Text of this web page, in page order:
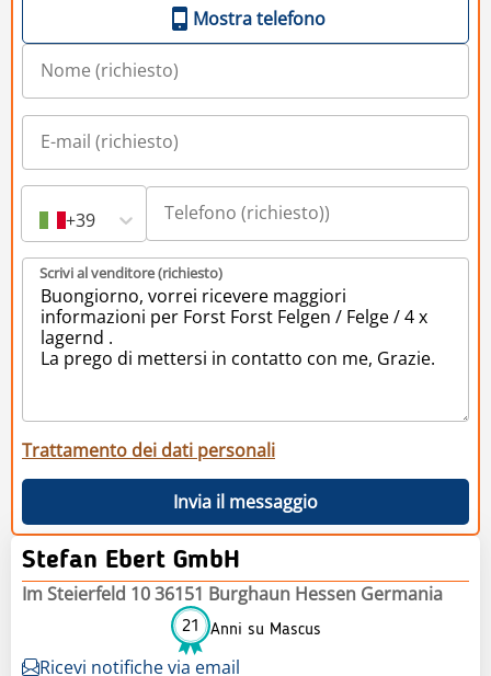
Mostra telefono
+39
Scrivi al venditore (richiesto)
Trattamento dei dati personali
Invia il messaggio
Stefan Ebert GmbH
Im Steierfeld 10 36151 Burghaun Hessen Germania
21 Anni su Mascus
Ricevi notifiche via email